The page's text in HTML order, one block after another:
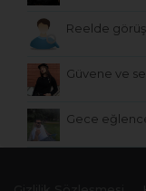
Reelde
Güvene ve
Gece